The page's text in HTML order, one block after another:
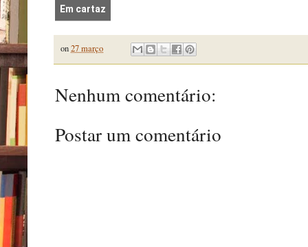
Em cartaz
on27 março
Nenhum comentário:
Postar um comentário